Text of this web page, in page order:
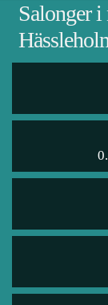
Salonger